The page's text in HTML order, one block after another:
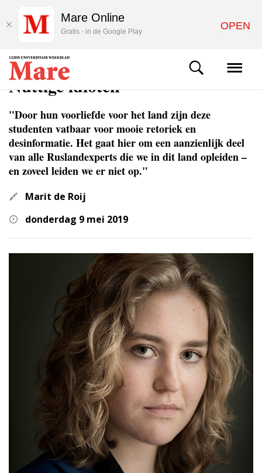
COLUMNS & OPINIE
Nuttige idioten
"Door hun voorliefde voor het land zijn deze
studenten vatbaar voor mooie retoriek en
desinformatie. Het gaat hier om een aanzienlijk deel
van alle Ruslandexperts die we in dit land opleiden –
en zoveel leiden we er niet op."
Marit de Roij
donderdag 9 mei 2019
Mare Online
Gratis - in de Google Play OPEN